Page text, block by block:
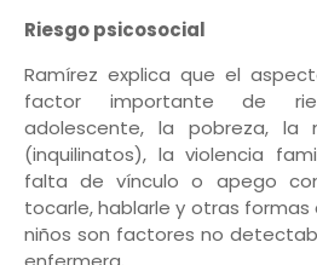
Riesgo psicosocial
Ramírez explica que el
factor importante de
adolescente, la pobreza, la
(inquilinatos), la violencia
falta de vínculo o apego
tocarle, hablarle y otras formas
niños son factores no